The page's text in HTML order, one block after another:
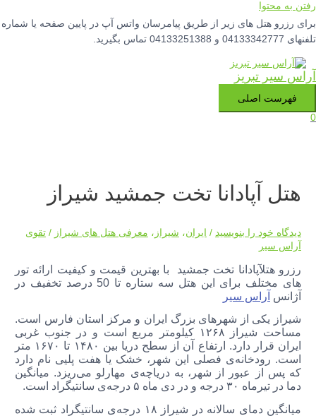
رفتن به محتوا
برای رزرو هتل های زیر از طریق پیامرسان واتس آپ در پایین صفحه یا شماره
تلفنهای 04133342777 و 04133251388 تماس بگیرید.
آراس سیر تبریز
فهرست اصلی
0
هتل آپادانا تخت جمشید شیراز
دیدگاه‌ خود را بنویسید / ایران، شیراز ، معرفی هتل های شیراز /تقوی
آراس سیر
رزرو هتلآپادانا تخت جمشید با بهترین قیمت و کیفیت ارائه تور
های مختلف برای این هتل سه ستاره تا 50 درصد تخفیف در
آژانس آراس سیر
شیراز یکی از شهرهای بزرگ ایران و مرکز استان فارس است.
مساحت شیراز ۱۲۶۸ کیلومتر مربع است و در جنوب غربی
ایران قرار دارد. ارتفاع آن از سطح دریا بین ۱۴۸۰ تا ۱۶۷۰ متر
است. رودخانه‌ی فصلی این شهر، خشک یا هفت پلیی نام دارد
که پس از عبور از شهر،‌ به دریاچه‌ی مهارلو می‌ریزد. میانگین
دما در تیرماه ۳۰ درجه و در دی ماه ۵ درجه‌ی سانتیگراد است.
میانگین دمای سالانه در شیراز ۱۸ درجه‌ی سانتیگراد ثبت شده